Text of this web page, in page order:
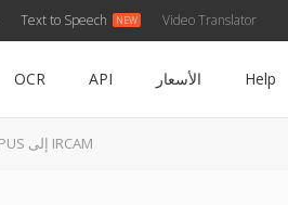
Text to Speech Video Translator
OCR API الأسعار Help
OPUS إلى IRCAM